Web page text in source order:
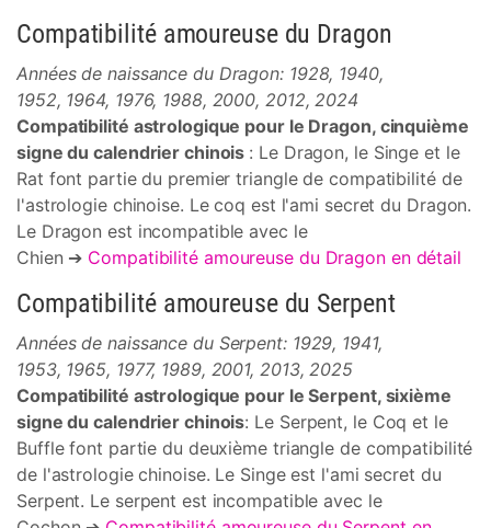
Compatibilité amoureuse du Dragon
Années de naissance du Dragon: 1928, 1940,
1952, 1964, 1976, 1988, 2000, 2012, 2024
Compatibilité astrologique pour le Dragon, cinquième
signe du calendrier chinois : Le Dragon, le Singe et le
Rat font partie du premier triangle de compatibilité de
l'astrologie chinoise. Le coq est l'ami secret du Dragon.
Le Dragon est incompatible avec le
Chien ➔ Compatibilité amoureuse du Dragon en détail
Compatibilité amoureuse du Serpent
Années de naissance du Serpent: 1929, 1941,
1953, 1965, 1977, 1989, 2001, 2013, 2025
Compatibilité astrologique pour le Serpent, sixième
signe du calendrier chinois: Le Serpent, le Coq et le
Buffle font partie du deuxième triangle de compatibilité
de l'astrologie chinoise. Le Singe est l'ami secret du
Serpent. Le serpent est incompatible avec le